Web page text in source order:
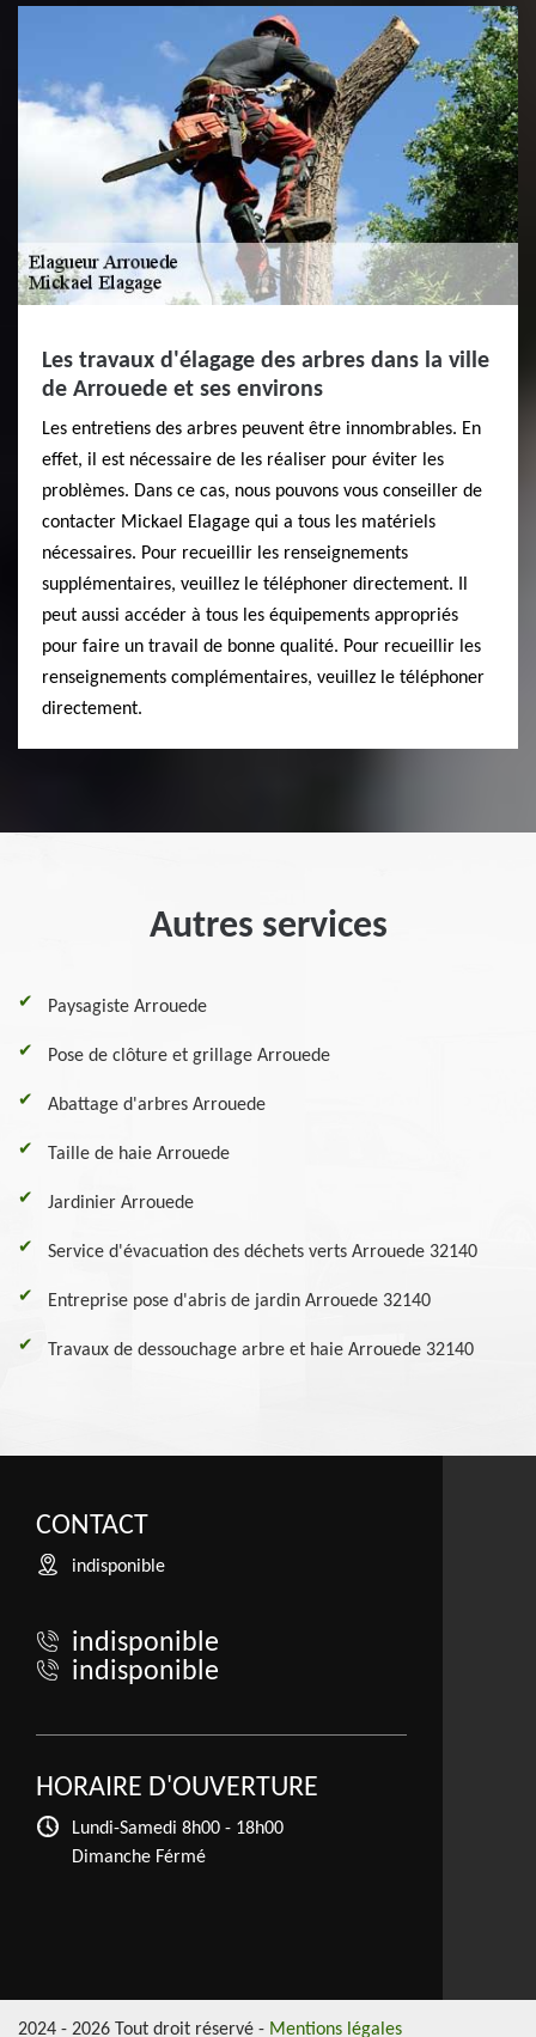
Les travaux d'élagage des arbres dans la ville
de Arrouede et ses environs
Les entretiens des arbres peuvent être innombrables. En
effet, il est nécessaire de les réaliser pour éviter les
problèmes. Dans ce cas, nous pouvons vous conseiller de
contacter Mickael Elagage qui a tous les matériels
nécessaires. Pour recueillir les renseignements
supplémentaires, veuillez le téléphoner directement. Il
peut aussi accéder à tous les équipements appropriés
pour faire un travail de bonne qualité. Pour recueillir les
renseignements complémentaires, veuillez le téléphoner
directement.
Autres services
Paysagiste Arrouede
Pose de clôture et grillage Arrouede
Abattage d'arbres Arrouede
Taille de haie Arrouede
Jardinier Arrouede
Service d'évacuation des déchets verts Arrouede 32140
Entreprise pose d'abris de jardin Arrouede 32140
Travaux de dessouchage arbre et haie Arrouede 32140
CONTACT
indisponible
indisponible
indisponible
HORAIRE D'OUVERTURE
Lundi-Samedi 8h00 - 18h00
Dimanche Férmé
2024 - 2026 Tout droit réservé - Mentions légales